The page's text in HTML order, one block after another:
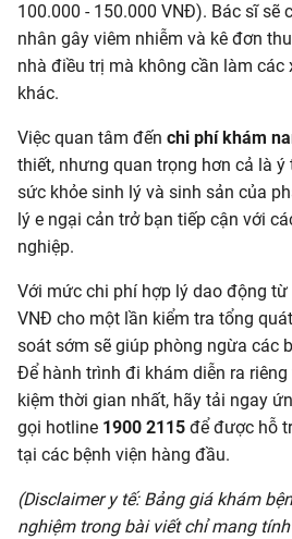
100.000 - 150.000 VNĐ). Bác sĩ sẽ
nhân gây viêm nhiễm và kê đơn
nhà điều trị mà không cần làm các
khác.
Việc quan tâm đến chi phí khám
thiết, nhưng quan trọng hơn cả là
sức khỏe sinh lý và sinh sản của
lý e ngại cản trở bạn tiếp cận với
nghiệp.
Với mức chi phí hợp lý dao động từ
VNĐ cho một lần kiểm tra tổng
soát sớm sẽ giúp phòng ngừa các
Để hành trình đi khám diễn ra
kiệm thời gian nhất, hãy tải ngay
gọi hotline 1900 2115 để được hỗ
tại các bệnh viện hàng đầu.
(Disclaimer y tế: Bảng giá khám
nghiệm trong bài viết chỉ mang